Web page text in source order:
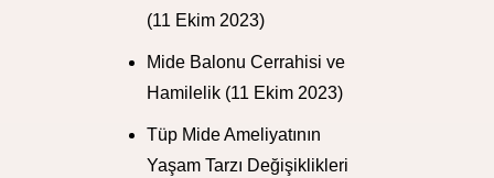
(11 Ekim 2023)
Mide Balonu Cerrahisi ve
Hamilelik (11 Ekim 2023)
Tüp Mide Ameliyatının
Yaşam Tarzı Değişiklikleri